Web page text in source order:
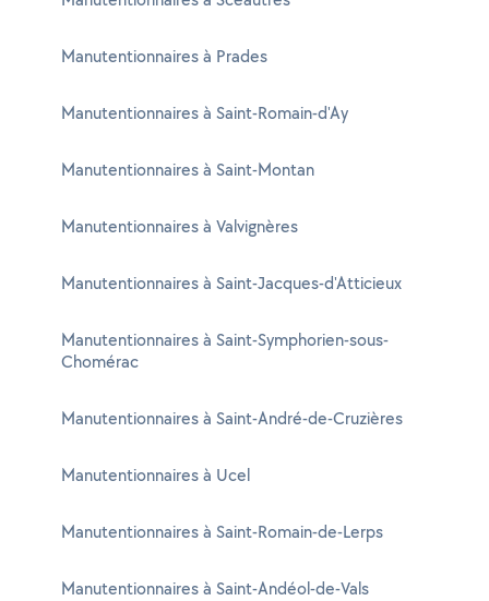
Manutentionnaires à Prades
Manutentionnaires à Saint-Romain-d'Ay
Manutentionnaires à Saint-Montan
Manutentionnaires à Valvignères
Manutentionnaires à Saint-Jacques-d'Atticieux
Manutentionnaires à Saint-Symphorien-sous-
Chomérac
Manutentionnaires à Saint-André-de-Cruzières
Manutentionnaires à Ucel
Manutentionnaires à Saint-Romain-de-Lerps
Manutentionnaires à Saint-Andéol-de-Vals